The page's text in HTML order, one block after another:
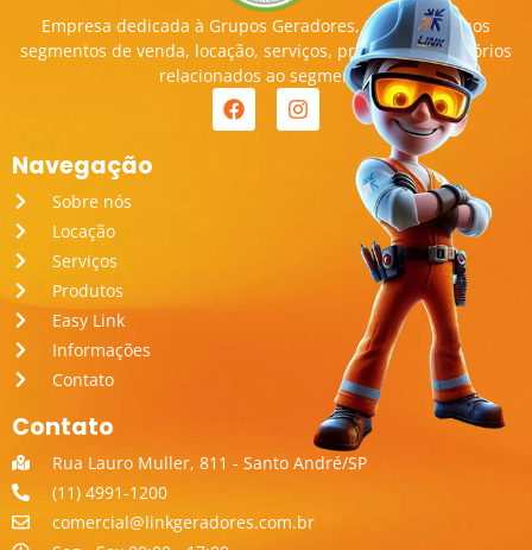
Empresa dedicada à Grupos Geradores, transitando nos
segmentos de venda, locação, serviços, produtos e acessórios
relacionados ao segmento.
Navegação
Sobre nós
Locação
Serviços
Produtos
Easy Link
Informações
Contato
Contato
Rua Lauro Muller, 811 - Santo André/SP
(11) 4991-1200
comercial@linkgeradores.com.br